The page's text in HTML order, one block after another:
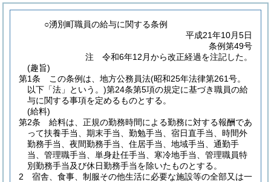
○湧別町職員の給与に関する条例
平成21年10月5日
条例第49号
注 令和6年12月から改正経過を注記した。
(趣旨)
第1条
この条例は、地方公務員法(昭和25年法律第261号。
以下「法」という。)第24条第5項の規定に基づき職員の給
与に関する事項を定めるものとする。
(給料)
第2条
給料は、正規の勤務時間による勤務に対する報酬であ
って扶養手当、期末手当、勤勉手当、宿日直手当、時間外
勤務手当、夜間勤務手当、住居手当、地域手当、通勤手
当、管理職手当、単身赴任手当、寒冷地手当、管理職員特
別勤務手当及び休日勤務手当を除いたものとする。
2
宿舎、食事、制服その他生活に必要な施設等の全部又は一